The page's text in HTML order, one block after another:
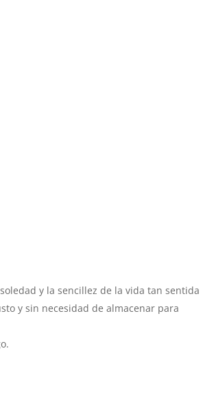
y la sencillez de la vida tan sentida
y sin necesidad de almacenar para